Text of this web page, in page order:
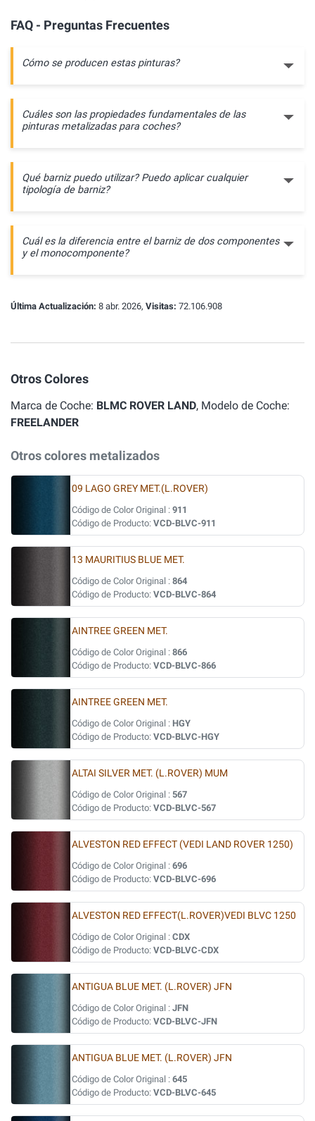
FAQ - Preguntas Frecuentes
Cómo se producen estas pinturas?
Cuáles son las propiedades fundamentales de las
pinturas metalizadas para coches?
Qué barniz puedo utilizar? Puedo aplicar cualquier
tipología de barniz?
Cuál es la diferencia entre el barniz de dos componentes
y el monocomponente?
Última Actualización: 8 abr. 2026, Visitas: 72.106.908
Otros Colores
Marca de Coche: BLMC ROVER LAND, Modelo de Coche:
FREELANDER
Otros colores metalizados
09 LAGO GREY MET.(L.ROVER)
Código de Color Original : 911
Código de Producto: VCD-BLVC-911
13 MAURITIUS BLUE MET.
Código de Color Original : 864
Código de Producto: VCD-BLVC-864
AINTREE GREEN MET.
Código de Color Original : 866
Código de Producto: VCD-BLVC-866
AINTREE GREEN MET.
Código de Color Original : HGY
Código de Producto: VCD-BLVC-HGY
ALTAI SILVER MET. (L.ROVER) MUM
Código de Color Original : 567
Código de Producto: VCD-BLVC-567
ALVESTON RED EFFECT (VEDI LAND ROVER 1250)
Código de Color Original : 696
Código de Producto: VCD-BLVC-696
ALVESTON RED EFFECT(L.ROVER)VEDI BLVC 1250
Código de Color Original : CDX
Código de Producto: VCD-BLVC-CDX
ANTIGUA BLUE MET. (L.ROVER) JFN
Código de Color Original : JFN
Código de Producto: VCD-BLVC-JFN
ANTIGUA BLUE MET. (L.ROVER) JFN
Código de Color Original : 645
Código de Producto: VCD-BLVC-645